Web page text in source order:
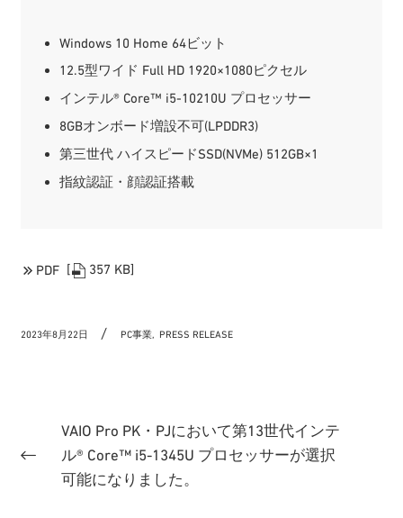
Windows 10 Home 64ビット
12.5型ワイド Full HD 1920×1080ピクセル
インテル® Core™ i5-10210U プロセッサー
8GBオンボード増設不可(LPDDR3)
第三世代 ハイスピードSSD(NVMe) 512GB×1
指紋認証・顔認証搭載
PDF [ 357 KB]
2023年8月22日 PC事業, PRESS RELEASE
VAIO Pro PK・PJにおいて第13世代インテ
ル® Core™ i5-1345U プロセッサーが選択
可能になりました。